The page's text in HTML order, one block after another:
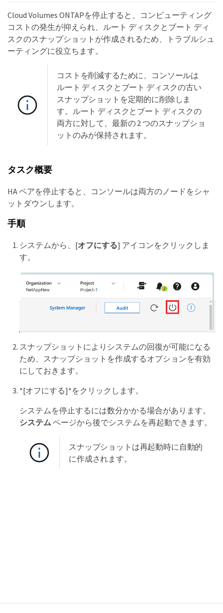
Cloud Volumes ONTAPを停止すると、コンピューティング
コストの発生が抑えられ、ルート ディスクとブート ディ
スクのスナップショットが作成されるため、トラブルシュ
ーティングに役立ちます。
コストを削減するために、コンソールは
ルート ディスクとブート ディスクの古い
スナップショットを定期的に削除しま
す。ルート ディスクとブート ディスクの
両方に対して、最新の 2 つのスナップショ
ットのみが保持されます。
タスク概要
HA ペアを停止すると、コンソールは両方のノードをシャ
ットダウンします。
手順
システムから、[オフにする] アイコンをクリックしま
す。
スナップショットによりシステムの回復が可能になる
ため、スナップショットを作成するオプションを有効
にしておきます。
*[オフにする]*をクリックします。
システムを停止するには数分かかる場合があります。
システム ページから後でシステムを再起動できます。
スナップショットは再起動時に自動的
に作成されます。